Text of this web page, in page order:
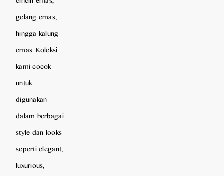
gelang emas,
hingga kalung
emas. Koleksi
kami cocok
untuk
digunakan
dalam berbagai
style dan looks
seperti elegant,
luxurious,